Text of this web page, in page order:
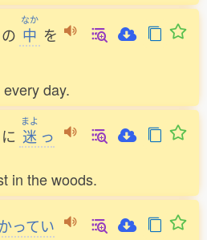
の
なか
中 を
day.
に
まよ
迷 っ
in the woods.
ってい